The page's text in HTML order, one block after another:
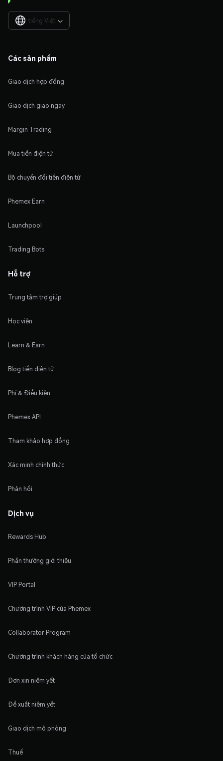
tiếng Việt 
Các sản phẩm
Giao dịch hợp đồng
Giao dịch giao ngay
Margin Trading
Mua tiền điện tử
Bộ chuyển đổi tiền điện tử
Phemex Earn
Launchpool
Trading Bots
Hỗ trợ
Trung tâm trợ giúp
Học viện
Learn & Earn
Blog tiền điện tử
Phí & Điều kiện
Phemex API
Tham khảo hợp đồng
Xác minh chính thức
Phản hồi
Dịch vụ
Rewards Hub
Phần thưởng giới thiệu
VIP Portal
Chương trình VIP của Phemex
Collaborator Program
Chương trình khách hàng của tổ chức
Đơn xin niêm yết
Đề xuất niêm yết
Giao dịch mô phỏng
Thuế